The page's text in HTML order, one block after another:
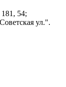
54;
ул.".